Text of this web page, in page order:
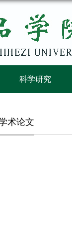
科学研究
术论文